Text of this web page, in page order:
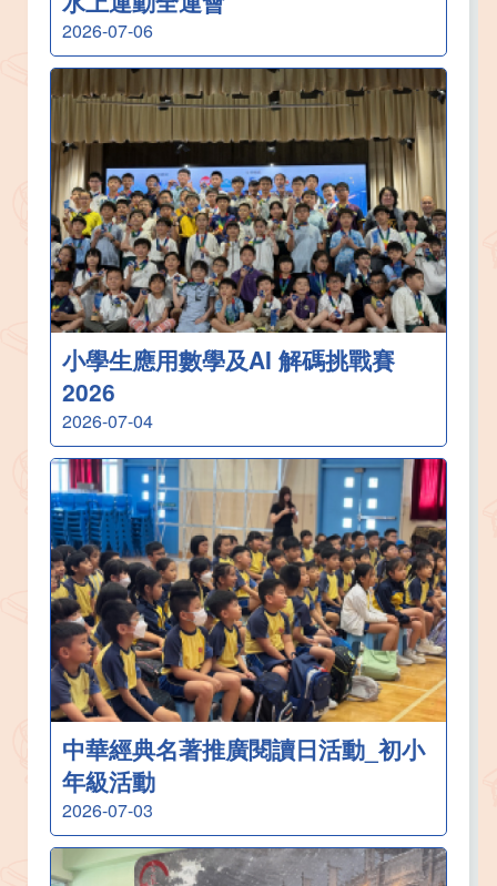
2026-07-06
小學生應用數學及AI 解碼挑戰賽
2026
2026-07-04
中華經典名著推廣閱讀日活動_初小
年級活動
2026-07-03